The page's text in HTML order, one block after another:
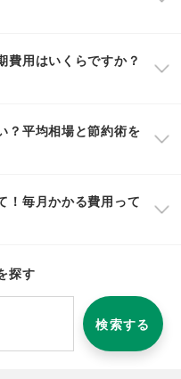
費用はいくらですか？
？平均相場と節約術を
！毎月かかる費用って
探す
検索する